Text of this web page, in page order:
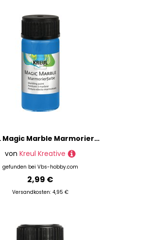
KREUL Magic Marble Marmorierfarbe - Blau
von Kreul Kreative
gefunden bei Vbs-hobby.com
2,99 €
Versandkosten: 4,95 €